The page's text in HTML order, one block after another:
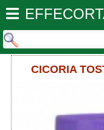
CICORIA